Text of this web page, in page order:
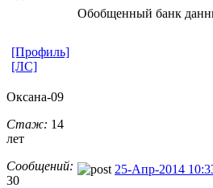
Обобщенный банк
[Профиль]
[ЛС]
Оксана-09
Стаж: 14
лет
Сообщений:
30
25-Апр-2014